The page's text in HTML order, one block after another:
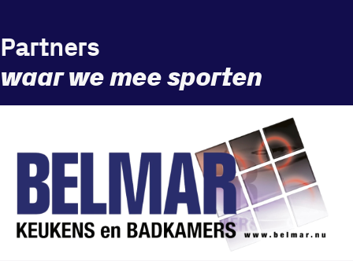
Partners
waar we mee sporten